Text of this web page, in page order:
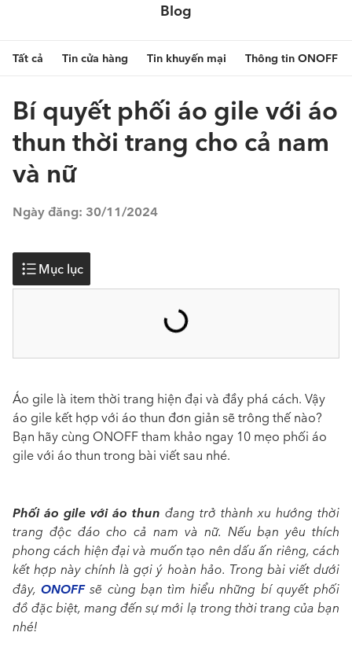
Blog
Tất cả Tin cửa hàng Tin khuyến mại Thông tin ONOFF
Bí quyết phối áo gile với áo
thun thời trang cho cả nam
và nữ
Ngày đăng: 30/11/2024
Mục lục
Áo gile là item thời trang hiện đại và đầy phá cách. Vậy
áo gile kết hợp với áo thun đơn giản sẽ trông thế nào?
Bạn hãy cùng ONOFF tham khảo ngay 10 mẹo phối áo
gile với áo thun trong bài viết sau nhé.
Phối áo gile với áo thun đang trở thành xu hướng thời
trang độc đáo cho cả nam và nữ. Nếu bạn yêu thích
phong cách hiện đại và muốn tạo nên dấu ấn riêng, cách
kết hợp này chính là gợi ý hoàn hảo. Trong bài viết dưới
đây,ONOFFsẽ cùng bạn tìm hiểu những bí quyết phối
đồ đặc biệt, mang đến sự mới lạ trong thời trang của bạn
nhé!